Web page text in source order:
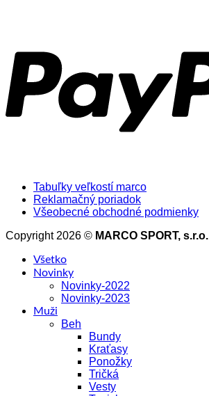
Tabuľky veľkostí marco
Reklamačný poriadok
Všeobecné obchodné podmienky
Copyright 2026 © MARCO SPORT, s.r.o.
Všetko
Novinky
Novinky-2022
Novinky-2023
Muži
Beh
Bundy
Kraťasy
Ponožky
Tričká
Vesty